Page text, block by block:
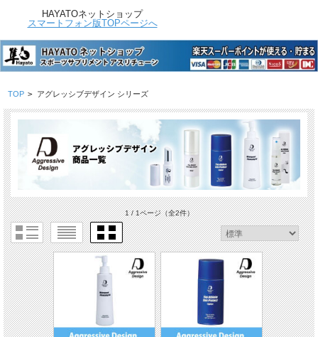
HAYATOネットショップ
スマートフォン版TOPページへ
TOP > アグレッシブデザイン シリーズ
1 / 1ページ（全2件）